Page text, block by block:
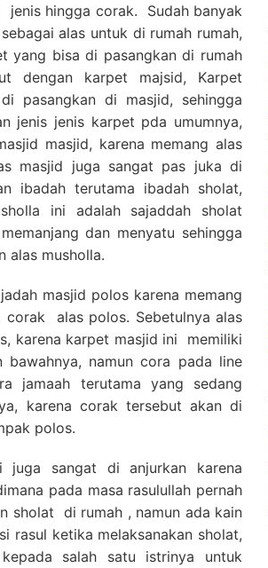
jenis hingga corak. Sudah banyak
alas untuk di rumah rumah,
yang bisa di pasangkan di rumah
dengan karpet majsid, Karpet
pasangkan di masjid, sehingga
jenis jenis karpet pda umumnya,
masjid, karena memang alas
masjid juga sangat pas juka di
ibadah terutama ibadah sholat,
ini adalah sajaddah sholat
dan menyatu sehingga
alas musholla.
masjid polos karena memang
alas polos. Sebetulnya alas
karena karpet masjid ini memiliki
namun cora pada line
jamaah terutama yang sedang
karena corak tersebut akan di
polos.
juga sangat di anjurkan karena
pada masa rasulullah pernah
sholat di rumah , namun ada kain
rasul ketika melaksanakan sholat,
salah satu istrinya untuk